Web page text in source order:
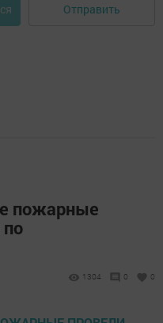
Отправить
пожарные
1304 0 0